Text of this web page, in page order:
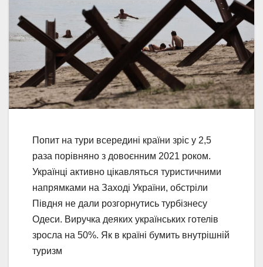
Попит на тури всередині країни зріс у 2,5
раза порівняно з довоєнним 2021 роком.
Українці активно цікавляться туристичними
напрямками на Заході України, обстріли
Півдня не дали розгорнутись турбізнесу
Одеси. Виручка деяких українських готелів
зросла на 50%. Як в країні бумить внутрішній
туризм